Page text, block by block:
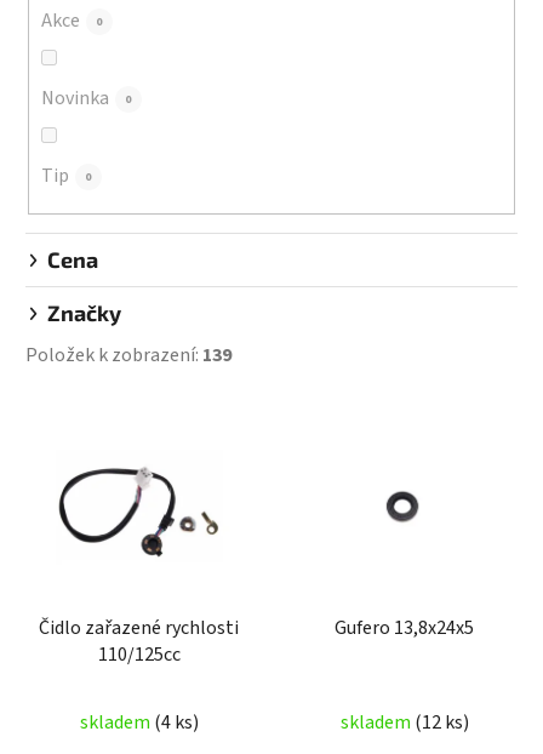
Akce 0
Novinka 0
Tip 0
Cena
Značky
Položek k zobrazení: 139
Čidlo zařazené rychlosti
110/125cc
skladem (4 ks)
Gufero 13,8x24x5
skladem (12 ks)